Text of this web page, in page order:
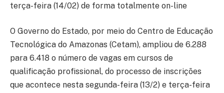
terça-feira (14/02) de forma totalmente on-line
O Governo do Estado, por meio do Centro de Educação
Tecnológica do Amazonas (Cetam), ampliou de 6.288
para 6.418 o número de vagas em cursos de
qualificação profissional, do processo de inscrições
que acontece nesta segunda-feira (13/2) e terça-feira